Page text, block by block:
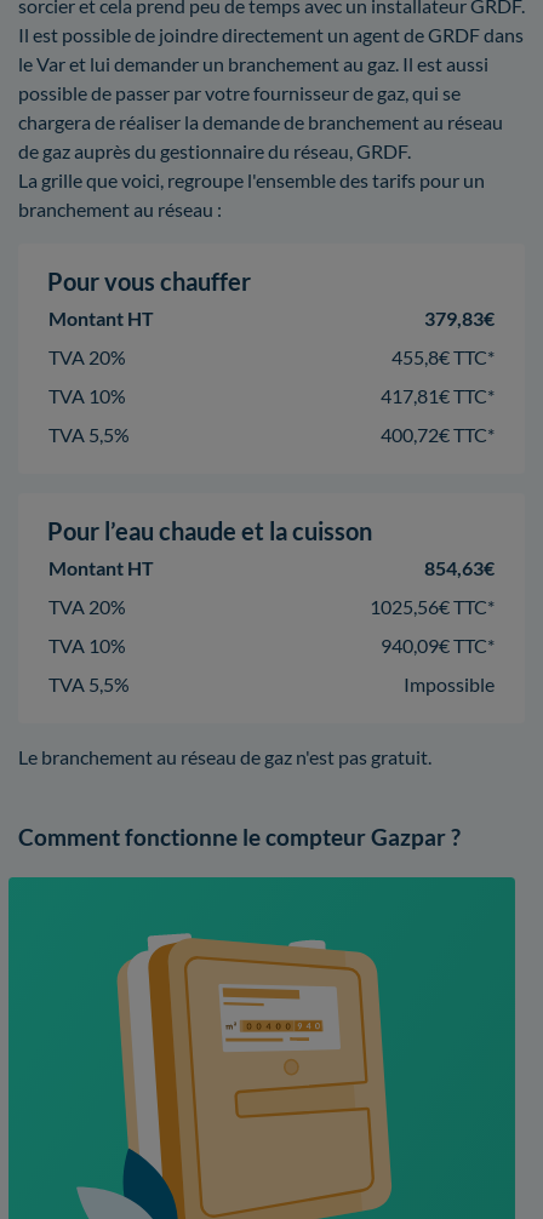
sorcier et cela prend peu de temps avec un installateur GRDF.
Il est possible de joindre directement un agent de GRDF dans
le Var et lui demander un branchement au gaz. Il est aussi
possible de passer par votre fournisseur de gaz, qui se
chargera de réaliser la demande de branchement au réseau
de gaz auprès du gestionnaire du réseau, GRDF.
La grille que voici, regroupe l'ensemble des tarifs pour un
branchement au réseau :
Pour vous chauffer
Montant HT
379,83€
TVA 20%
455,8€ TTC*
TVA 10%
417,81€ TTC*
TVA 5,5%
400,72€ TTC*
Pour l’eau chaude et la cuisson
Montant HT
854,63€
TVA 20%
1025,56€ TTC*
TVA 10%
940,09€ TTC*
TVA 5,5%
Impossible
Le branchement au réseau de gaz n'est pas gratuit.
Comment fonctionne le compteur Gazpar ?